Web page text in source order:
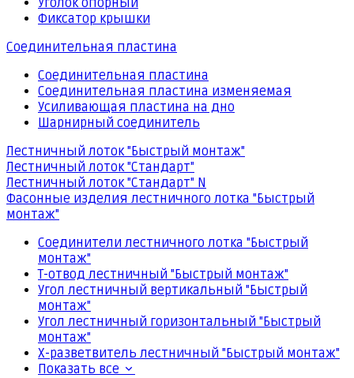
Уголок опорный
Фиксатор крышки
Соединительная пластина
Соединительная пластина
Соединительная пластина изменяемая
Усиливающая пластина на дно
Шарнирный соединитель
Лестничный лоток "Быстрый монтаж"
Лестничный лоток "Стандарт"
Лестничный лоток "Стандарт" N
Фасонные изделия лестничного лотка "Быстрый
монтаж"
Соединители лестничного лотка "Быстрый
монтаж"
Т-отвод лестничный "Быстрый монтаж"
Угол лестничный вертикальный "Быстрый
монтаж"
Угол лестничный горизонтальный "Быстрый
монтаж"
Х-разветвитель лестничный "Быстрый монтаж"
Показать все